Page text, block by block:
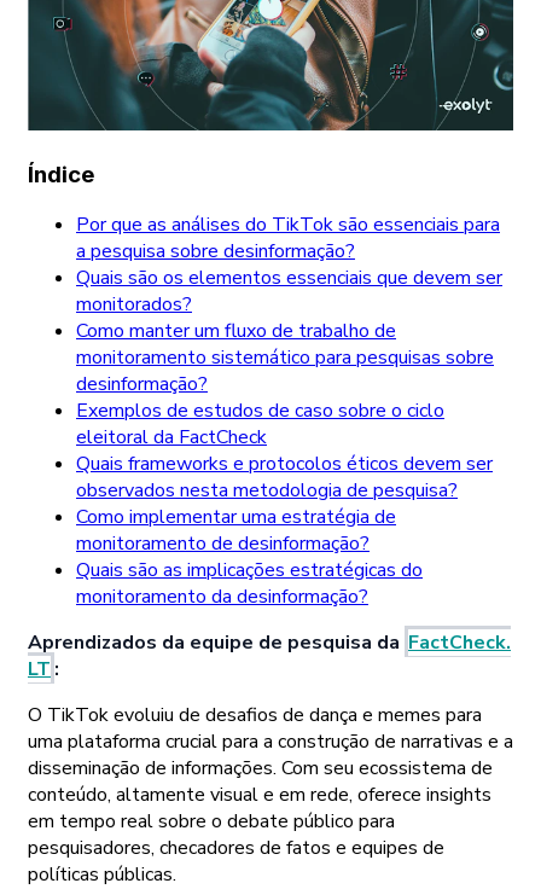
Índice
Por que as análises do TikTok são essenciais para
a pesquisa sobre desinformação?
Quais são os elementos essenciais que devem ser
monitorados?
Como manter um fluxo de trabalho de
monitoramento sistemático para pesquisas sobre
desinformação?
Exemplos de estudos de caso sobre o ciclo
eleitoral da FactCheck
Quais frameworks e protocolos éticos devem ser
observados nesta metodologia de pesquisa?
Como implementar uma estratégia de
monitoramento de desinformação?
Quais são as implicações estratégicas do
monitoramento da desinformação?
Aprendizados da equipe de pesquisa da FactCheck.
LT :
O TikTok evoluiu de desafios de dança e memes para
uma plataforma crucial para a construção de narrativas e a
disseminação de informações. Com seu ecossistema de
conteúdo, altamente visual e em rede, oferece insights
em tempo real sobre o debate público para
pesquisadores, checadores de fatos e equipes de
políticas públicas.